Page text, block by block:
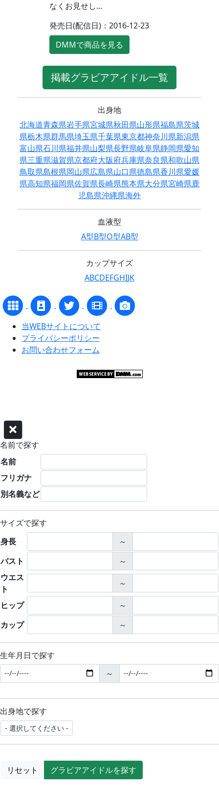
なくお見せし...
発売日(配信日)：2016-12-23
DMMで商品を見る
掲載グラビアアイドル一覧
出身地
北海道青森県岩手県宮城県秋田県山形県福島県茨城
県栃木県群馬県埼玉県千葉県東京都神奈川県新潟県
富山県石川県福井県山梨県長野県岐阜県静岡県愛知
県三重県滋賀県京都府大阪府兵庫県奈良県和歌山県
鳥取県島根県岡山県広島県山口県徳島県香川県愛媛
県高知県福岡県佐賀県長崎県熊本県大分県宮崎県鹿
児島県沖縄県海外
血液型
A型B型O型AB型
カップサイズ
ABCDEFGHIJK
当WEBサイトについて
プライバシーポリシー
お問い合わせフォーム
名前で探す
名前
フリガナ
別名義など
サイズで探す
身長
～
バスト
～
ウエス
ト
～
ヒップ
～
カップ
～
生年月日で探す
～
出身地で探す
リセット